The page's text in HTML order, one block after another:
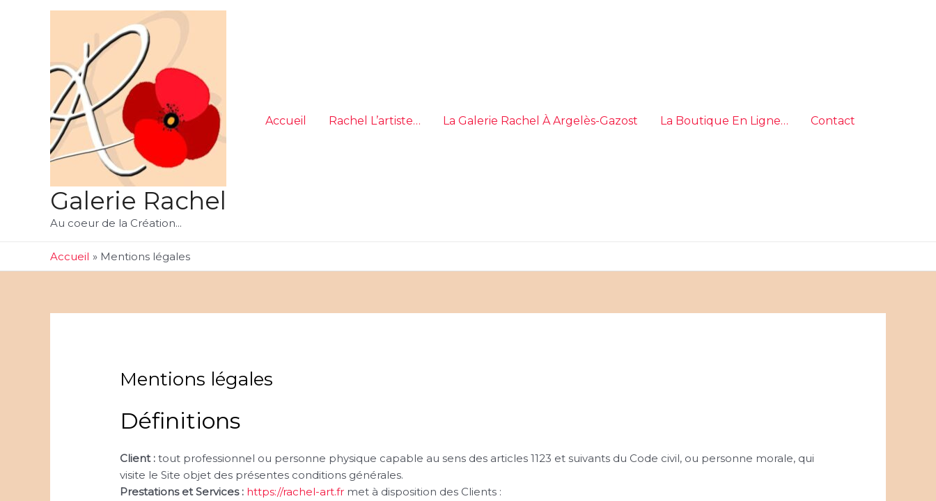
Galerie Rachel
Au coeur de la Création...
Accueil Rachel L’artiste… La Galerie Rachel À Argelès-Gazost La Boutique En Ligne… Contact
Accueil Mentions légales
Mentions légales
Définitions
Client : tout professionnel ou personne physique capable au sens des articles 1123 et suivants du Code civil, ou personne morale, qui
visite le Site objet des présentes conditions générales.
Prestations et Services : https://rachel-art.fr met à disposition des Clients :